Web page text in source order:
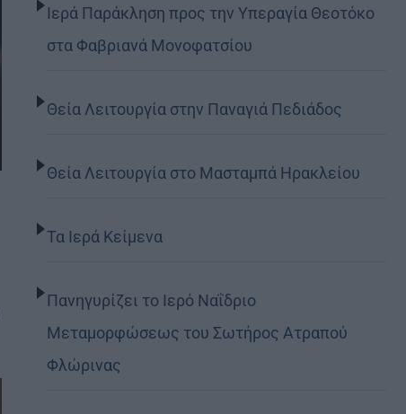
Ιερά Παράκληση προς την Υπεραγία Θεοτόκο
στα Φαβριανά Μονοφατσίου
Θεία Λειτουργία στην Παναγιά Πεδιάδος
Θεία Λειτουργία στο Μασταμπά Ηρακλείου
Τα Ιερά Κείμενα
Πανηγυρίζει το Ιερό Ναΐδριο
Μεταμορφώσεως του Σωτήρος Ατραπού
Φλώρινας